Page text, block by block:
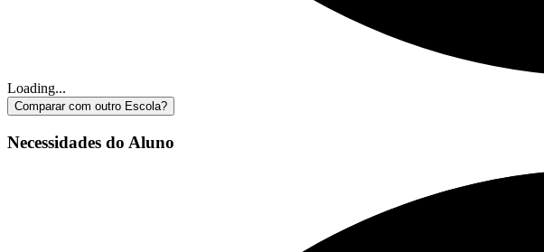
Loading...
Comparar com outro Escola?
Necessidades do Aluno